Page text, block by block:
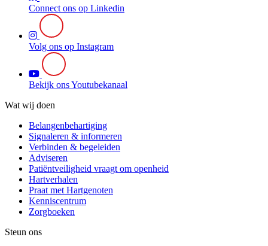
Connect ons op Linkedin
Volg ons op Instagram
Bekijk ons Youtubekanaal
Wat wij doen
Belangenbehartiging
Signaleren & informeren
Verbinden & begeleiden
Adviseren
Patiëntveiligheid vraagt om openheid
Hartverhalen
Praat met Hartgenoten
Kenniscentrum
Zorgboeken
Steun ons